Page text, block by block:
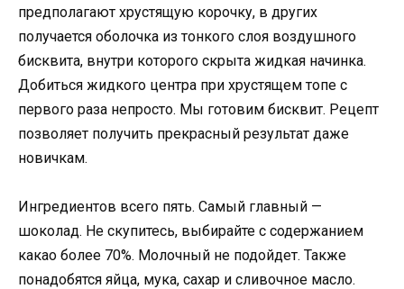
предполагают хрустящую корочку, в других
получается оболочка из тонкого слоя воздушного
бисквита, внутри которого скрыта жидкая начинка.
Добиться жидкого центра при хрустящем топе с
первого раза непросто. Мы готовим бисквит. Рецепт
позволяет получить прекрасный результат даже
новичкам.
Ингредиентов всего пять. Самый главный —
шоколад. Не скупитесь, выбирайте с содержанием
какао более 70%. Молочный не подойдет. Также
понадобятся яйца, мука, сахар и сливочное масло.